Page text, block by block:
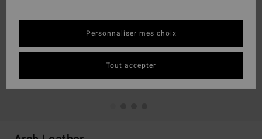
Personnaliser mes choix
Tout accepter